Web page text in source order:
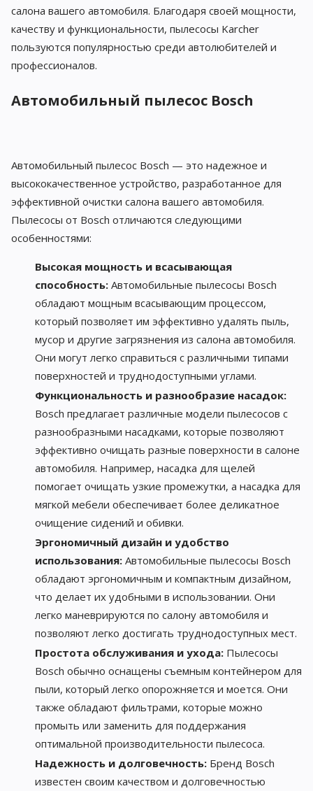
салона вашего автомобиля. Благодаря своей мощности,
качеству и функциональности, пылесосы Karcher
пользуются популярностью среди автолюбителей и
профессионалов.
Автомобильный пылесос Bosch
Автомобильный пылесос Bosch — это надежное и
высококачественное устройство, разработанное для
эффективной очистки салона вашего автомобиля.
Пылесосы от Bosch отличаются следующими
особенностями:
Высокая мощность и всасывающая
способность:Автомобильные пылесосы Bosch
обладают мощным всасывающим процессом,
который позволяет им эффективно удалять пыль,
мусор и другие загрязнения из салона автомобиля.
Они могут легко справиться с различными типами
поверхностей и труднодоступными углами.
Функциональность и разнообразие насадок:
Bosch предлагает различные модели пылесосов с
разнообразными насадками, которые позволяют
эффективно очищать разные поверхности в салоне
автомобиля. Например, насадка для щелей
помогает очищать узкие промежутки, а насадка для
мягкой мебели обеспечивает более деликатное
очищение сидений и обивки.
Эргономичный дизайн и удобство
использования:Автомобильные пылесосы Bosch
обладают эргономичным и компактным дизайном,
что делает их удобными в использовании. Они
легко маневрируются по салону автомобиля и
позволяют легко достигать труднодоступных мест.
Простота обслуживания и ухода:Пылесосы
Bosch обычно оснащены съемным контейнером для
пыли, который легко опорожняется и моется. Они
также обладают фильтрами, которые можно
промыть или заменить для поддержания
оптимальной производительности пылесоса.
Надежность и долговечность:Бренд Bosch
известен своим качеством и долговечностью